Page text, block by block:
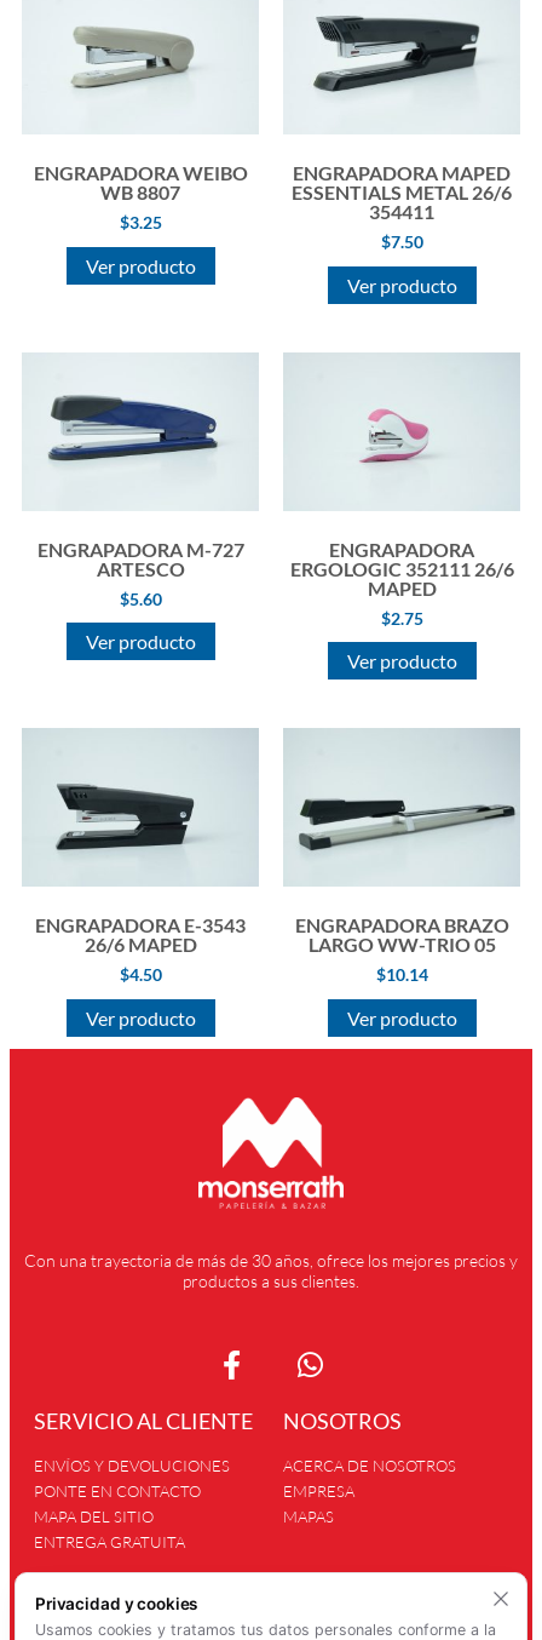
ENGRAPADORA WEIBO
WB 8807
$3.25
Ver producto
ENGRAPADORA MAPED
ESSENTIALS METAL 26/6
354411
$7.50
Ver producto
ENGRAPADORA M-727
ARTESCO
$5.60
Ver producto
ENGRAPADORA
ERGOLOGIC 352111 26/6
MAPED
$2.75
Ver producto
ENGRAPADORA E-3543
26/6 MAPED
$4.50
Ver producto
ENGRAPADORA BRAZO
LARGO WW-TRIO 05
$10.14
Ver producto
Con una trayectoria de más de 30 años, ofrece los mejores precios y
productos a sus clientes.
SERVICIO AL CLIENTE
ENVÍOS Y DEVOLUCIONES
PONTE EN CONTACTO
MAPA DEL SITIO
ENTREGA GRATUITA
NOSOTROS
ACERCA DE NOSOTROS
EMPRESA
MAPAS
INFORMACIÓN
Privacidad y cookies
Usamos cookies y tratamos tus datos personales conforme a la